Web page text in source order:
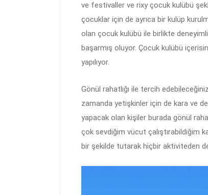
ve festivaller ve rixy çocuk kulübü
çocuklar için de ayrıca bir kulüp
olan çocuk kulübü ile birlikte
başarmış oluyor. Çocuk kulübü
yapılıyor.
Gönül rahatlığı ile tercih
zamanda yetişkinler için de kara ve
yapacak olan kişiler burada gönül
çok sevdiğim vücut çalıştırabildiğim
bir şekilde tutarak hiçbir aktiviteden